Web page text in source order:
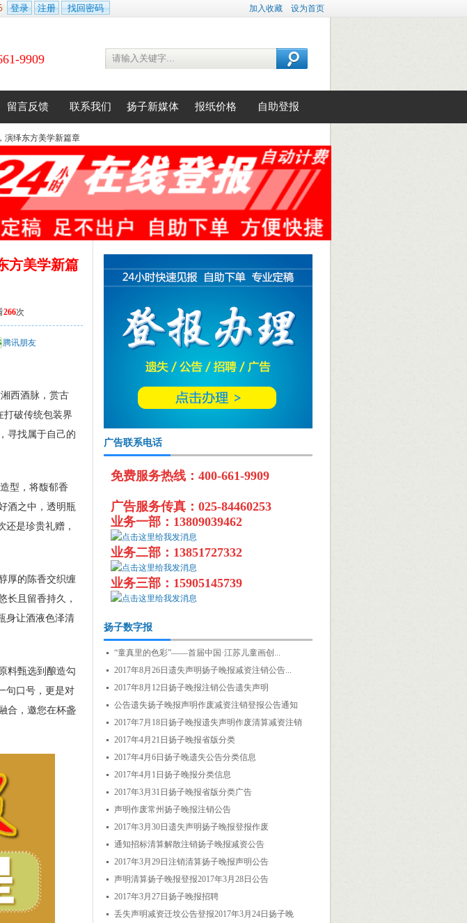
加入收藏 设为首页
9909
留言反馈 联系我们 扬子新媒体 报纸价格 自助登报
演绎东方美学新篇章
方美学新篇
266次
腾讯朋友
西酒脉，赏古
打破传统包装界
寻找属于自己的
型，将馥郁香
酒之中，透明瓶
还是珍贵礼赠，
厚的陈香交织缠
长且留香持久，
身让酒液色泽清
料甄选到酿造勾
句口号，更是对
合，邀您在杯盏
广告联系电话
免费服务热线：400-661-9909
广告服务传真：025-84460253
业务一部：13809039462
业务二部：13851727332
业务三部：15905145739
扬子数字报
“童真里的色彩”——首届中国·江苏儿童画创...
2017年8月26日遗失声明扬子晚报减资注销公告...
2017年8月12日扬子晚报注销公告遗失声明
公告遗失扬子晚报声明作废减资注销登报公告通知
2017年7月18日扬子晚报遗失声明作废清算减资注销
公...
2017年4月21日扬子晚报省版分类
2017年4月6日扬子晚遗失公告分类信息
2017年4月1日扬子晚报分类信息
2017年3月31日扬子晚报省版分类广告
声明作废常州扬子晚报注销公告
2017年3月30日遗失声明扬子晚报登报作废
通知招标清算解散注销扬子晚报减资公告
2017年3月29日注销清算扬子晚报声明公告
声明清算扬子晚报登报2017年3月28日公告
2017年3月27日扬子晚报招聘
丢失声明减资迁坟公告登报2017年3月24日扬子晚